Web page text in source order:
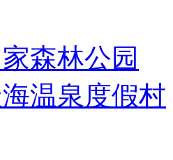
森林公园
温泉度假村